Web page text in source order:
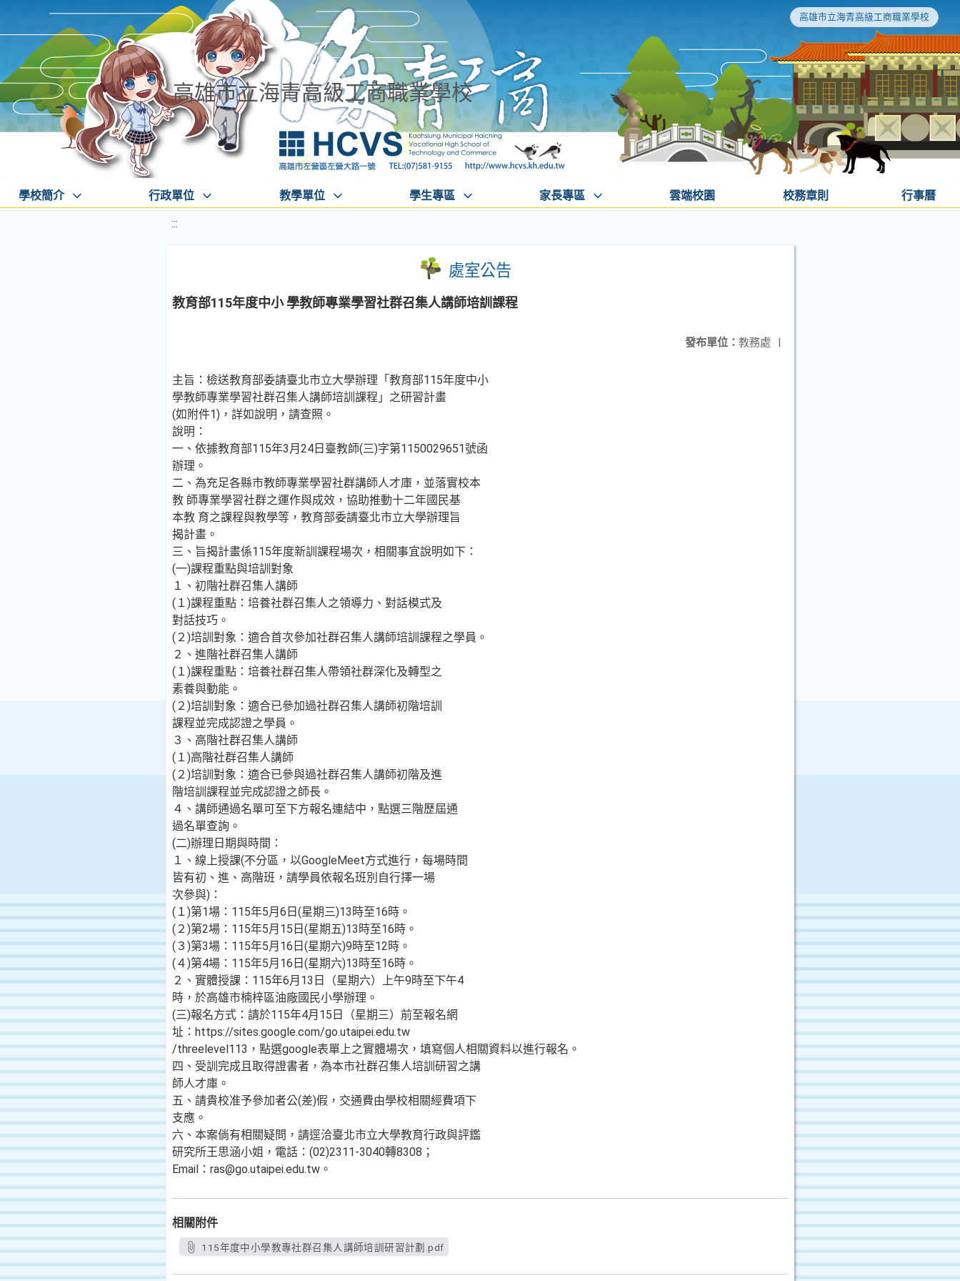
高雄市立海青高級工商職業學校
高雄市立海青高級工商職業學校
學校簡介 行政單位 教學單位 學生專區 家長專區 雲端校園 校務章則 行事曆
:::
處室公告
教育部115年度中小 學教師專業學習社群召集人講師培訓課程
發布單位： 教務處 |
主旨：檢送教育部委請臺北市立大學辦理「教育部115年度中小
學教師專業學習社群召集人講師培訓課程」之研習計畫
(如附件1)，詳如說明，請查照。
說明：
一、依據教育部115年3月24日臺教師(三)字第1150029651號函
辦理。
二、為充足各縣市教師專業學習社群講師人才庫，並落實校本
教 師專業學習社群之運作與成效，協助推動十二年國民基
本教 育之課程與教學等，教育部委請臺北市立大學辦理旨
揭計畫。
三、旨揭計畫係115年度新訓課程場次，相關事宜說明如下：
(一)課程重點與培訓對象
１、初階社群召集人講師
(１)課程重點：培養社群召集人之領導力、對話模式及
對話技巧。
(２)培訓對象：適合首次參加社群召集人講師培訓課程之學員。
２、進階社群召集人講師
(１)課程重點：培養社群召集人帶領社群深化及轉型之
素養與動能。
(２)培訓對象：適合已參加過社群召集人講師初階培訓
課程並完成認證之學員。
３、高階社群召集人講師
(１)高階社群召集人講師
(２)培訓對象：適合已參與過社群召集人講師初階及進
階培訓課程並完成認證之師長。
４、講師通過名單可至下方報名連結中，點選三階歷屆通
過名單查詢。
(二)辦理日期與時間：
１、線上授課(不分區，以GoogleMeet方式進行，每場時間
皆有初、進、高階班，請學員依報名班別自行擇一場
次參與)：
(１)第1場：115年5月6日(星期三)13時至16時。
(２)第2場：115年5月15日(星期五)13時至16時。
(３)第3場：115年5月16日(星期六)9時至12時。
(４)第4場：115年5月16日(星期六)13時至16時。
２、實體授課：115年6月13日（星期六）上午9時至下午4
時，於高雄市楠梓區油廠國民小學辦理。
(三)報名方式：請於115年4月15日（星期三）前至報名網
址：https://sites.google.com/go.utaipei.edu.tw
/threelevel113，點選google表單上之實體場次，填寫個人相關資料以進行報名。
四、受訓完成且取得證書者，為本市社群召集人培訓研習之講
師人才庫。
五、請貴校准予參加者公(差)假，交通費由學校相關經費項下
支應。
六、本案倘有相關疑問，請逕洽臺北市立大學教育行政與評鑑
研究所王思涵小姐，電話：(02)2311-3040轉8308；
Email：ras@go.utaipei.edu.tw。
相關附件
115年度中小學教專社群召集人講師培訓研習計劃.pdf